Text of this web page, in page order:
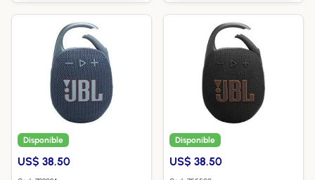
Disponible
US$ 38.50
Disponible
US$ 38.50